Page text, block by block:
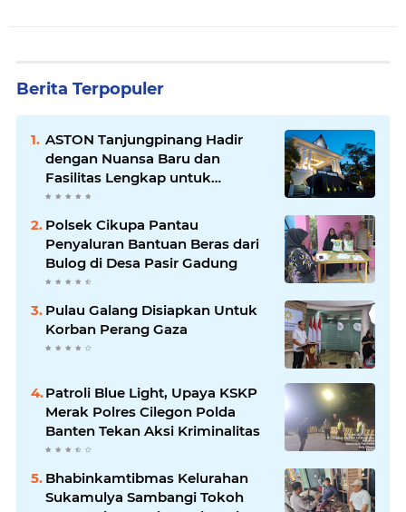
Berita Terpopuler
ASTON Tanjungpinang Hadir
dengan Nuansa Baru dan
Fasilitas Lengkap untuk
Kenyamanan Tamu
Polsek Cikupa Pantau
Penyaluran Bantuan Beras dari
Bulog di Desa Pasir Gadung
Pulau Galang Disiapkan Untuk
Korban Perang Gaza
Patroli Blue Light, Upaya KSKP
Merak Polres Cilegon Polda
Banten Tekan Aksi Kriminalitas
Bhabinkamtibmas Kelurahan
Sukamulya Sambangi Tokoh